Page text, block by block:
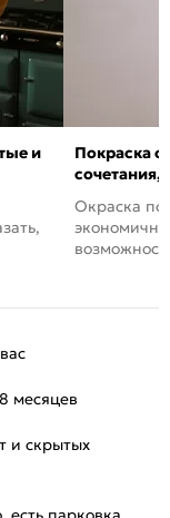
и
Покраска
сочетания,
Окраска
месяцев
и скрытых